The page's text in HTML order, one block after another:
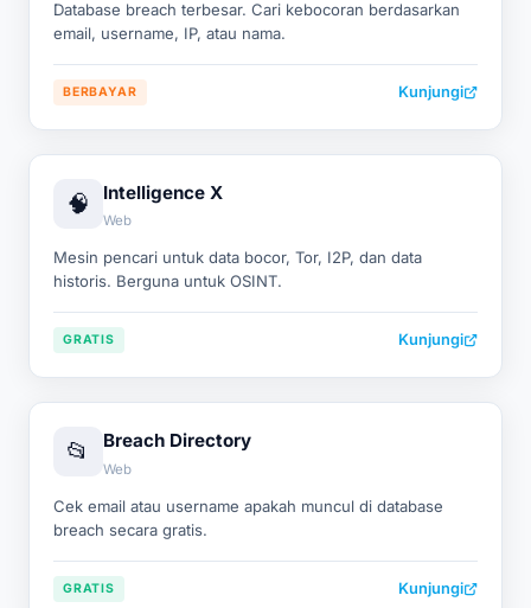
Database breach terbesar. Cari kebocoran berdasarkan
email, username, IP, atau nama.
BERBAYAR Kunjungi
🧠 Intelligence X
Web
Mesin pencari untuk data bocor, Tor, I2P, dan data
historis. Berguna untuk OSINT.
GRATIS Kunjungi
📂 Breach Directory
Web
Cek email atau username apakah muncul di database
breach secara gratis.
GRATIS Kunjungi